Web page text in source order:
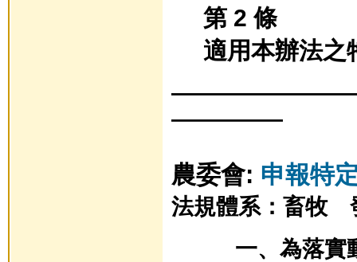
第 2 條
適用本辦法之
—————
農委會: 申報特
法規體系：畜牧
一、為落實